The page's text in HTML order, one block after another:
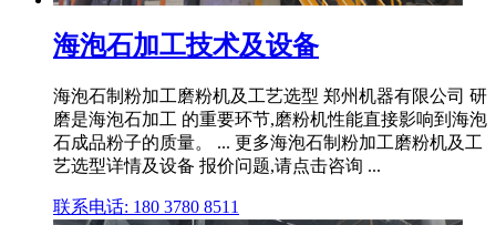
海泡石加工技术及设备
海泡石制粉加工磨粉机及工艺选型 郑州机器有限公司 研
磨是海泡石加工 的重要环节,磨粉机性能直接影响到海泡
石成品粉子的质量。 ... 更多海泡石制粉加工磨粉机及工
艺选型详情及设备 报价问题,请点击咨询 ...
联系电话: 180 3780 8511